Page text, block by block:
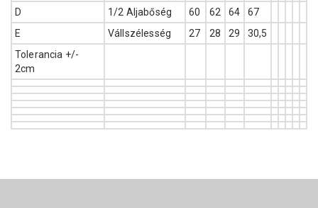
D
1/2 Aljabőség 60 62 64
67
E
Vállszélesség 27 28 29
30,5
Tolerancia +/-
2cm